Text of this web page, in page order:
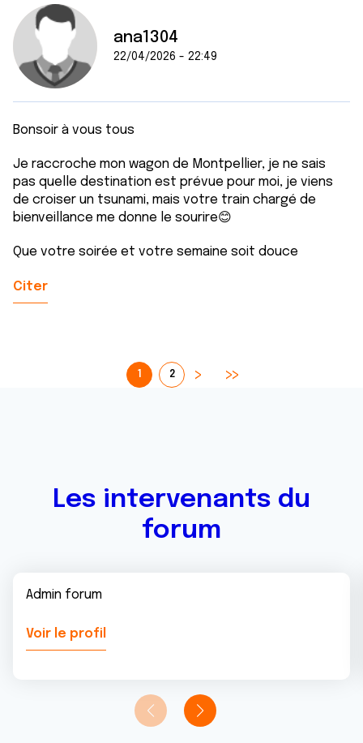
ana1304
22/04/2026 - 22:49
Bonsoir à vous tous
Je raccroche mon wagon de Montpellier, je ne sais
pas quelle destination est prévue pour moi, je viens
de croiser un tsunami, mais votre train chargé de
bienveillance me donne le sourire😊
Que votre soirée et votre semaine soit douce
Citer
1 2
Les intervenants du
forum
Admin forum
Voir le profil